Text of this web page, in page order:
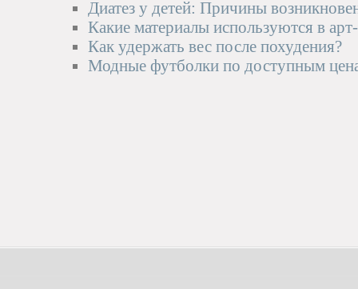
Диатез у детей: Причины
Какие материалы используются в
Как удержать вес после похудения?
Модные футболки по доступным